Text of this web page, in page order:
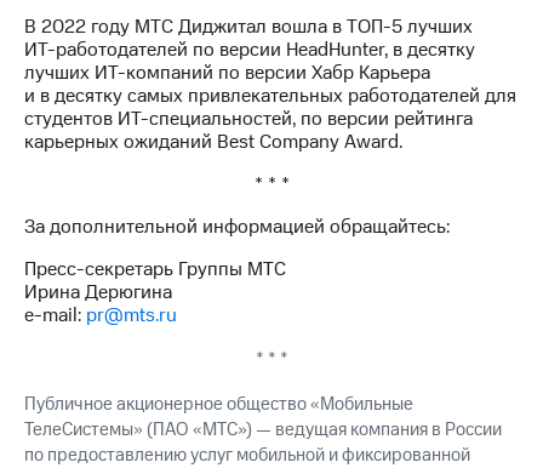
Описание
Еврооблигации-2023
Уведомление
о
погашении
именных
Регистратор
Контакты
развитие
деловая этика
В 2022 году МТС Диджитал вошла вТОП-5лучших
ИТ-работодателей по версии HeadHunter, в десятку
лучших ИТ-компаний по версии Хабр Карьера
и в десятку самых привлекательных работодателей для
студентов ИТ-специальностей, по версии рейтинга
карьерных ожиданий Best Company Award.
* * *
За дополнительной информацией обращайтесь:
Пресс-секретарь Группы МТС
Ирина Дерюгина
e-mail: pr@mts.ru
* * *
Публичное акционерное общество «Мобильные
ТелеСистемы» (ПАО «МТС») — ведущая компания в России
по предоставлению услуг мобильной и фиксированной